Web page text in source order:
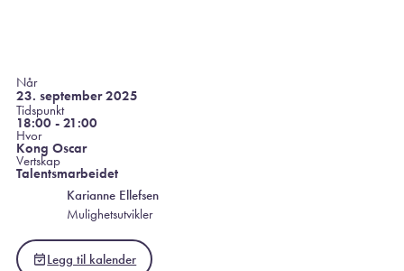
Når
23. september 2025
Tidspunkt
18:00 - 21:00
Hvor
Kong Oscar
Vertskap
Talentsmarbeidet
Karianne Ellefsen
Mulighetsutvikler
Legg til kalender